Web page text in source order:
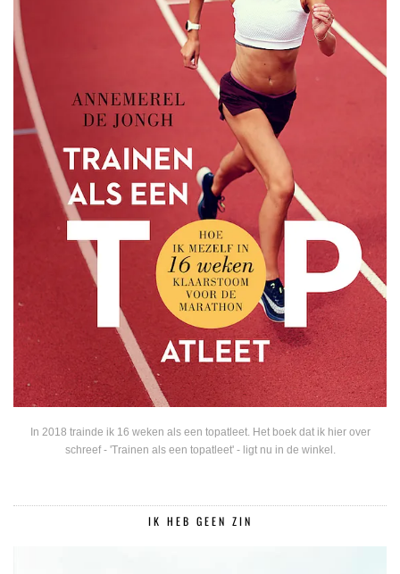
In 2018 trainde ik 16 weken als een topatleet. Het boek dat ik hier over
schreef - 'Trainen als een topatleet' - ligt nu in de winkel.
IK HEB GEEN ZIN